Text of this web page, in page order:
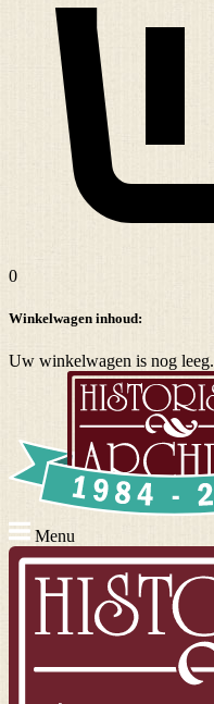
0
Winkelwagen inhoud:
Uw winkelwagen is nog leeg.
Menu